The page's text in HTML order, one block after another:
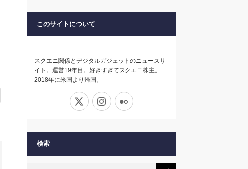
このサイトについて
スクエニ関係とデジタルガジェットのニュースサ
イト。運営19年目。好きすぎてスクエニ株主。
2018年に米国より帰国。
Instagram
検索